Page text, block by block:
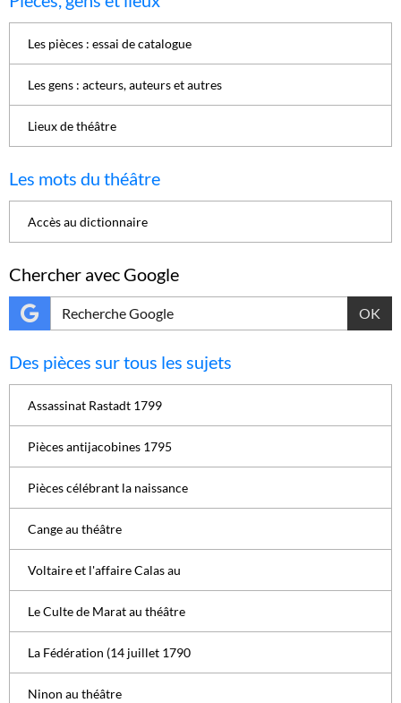
Les pièces : essai de catalogue
Les gens : acteurs, auteurs et autres
Lieux de théâtre
Les mots du théâtre
Accès au dictionnaire
Chercher avec Google
OK
Des pièces sur tous les sujets
Assassinat Rastadt 1799
Pièces antijacobines 1795
Pièces célébrant la naissance
Cange au théâtre
Voltaire et l'affaire Calas au
Le Culte de Marat au théâtre
La Fédération (14 juillet 1790
Ninon au théâtre